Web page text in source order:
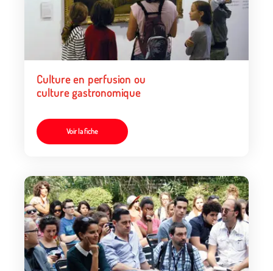
Culture en perfusion ou
culture gastronomique
Voir la fiche